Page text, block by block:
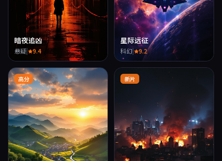
暗夜追凶
悬疑| 9.4
星际远征
科幻| 9.2
高分 新片